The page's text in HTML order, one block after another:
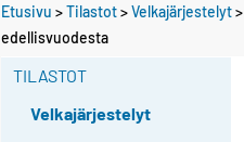
Etusivu >Tilastot>Velkajärjestelyt>
edellisvuodesta
TILASTOT
Velkajärjestelyt
Y
Y